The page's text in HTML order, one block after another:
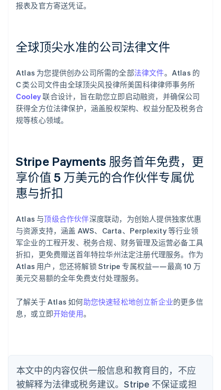
报表及官方寄送凭证。
全球顶尖水准的公司法律文件
Atlas 为您提供创办公司所需的全部法律文件。Atlas 的
C 类公司文件由全球顶尖风投律所美国科律律师事务所
Cooley联合设计，旨在助您立即启动融资，并确保公司
获得全方位法律保护，涵盖股权架构、权益分配及税务合
规等核心领域。
Stripe Payments 服务首年免费，更
享价值 5 万美元的合作伙伴专属优
惠与折扣
Atlas 与顶级合作伙伴深度联动，为创始人提供独家优惠
与资源支持，涵盖 AWS、Carta、Perplexity 等行业领
军企业的工程开发、税务合规、财务管理及运营必备工具
折扣，更免费赠送首年特拉华州法定注册代理服务。作为
Atlas 用户，您还将解锁 Stripe 专属权益——最高 10 万
美元交易额的全年免费支付处理服务。
了解关于 Atlas 如何助您快速轻松地创立新企业的更多信
息，或立即开始使用。
本文中的内容仅供一般信息和教育目的，不应
被解释为法律或税务建议。Stripe 不保证或担
爱尔兰
English
爱沙尼亚
English
奥地利
Deutsch English
澳大利亚
巴西
PortuguêsEnglish
English
丹麦